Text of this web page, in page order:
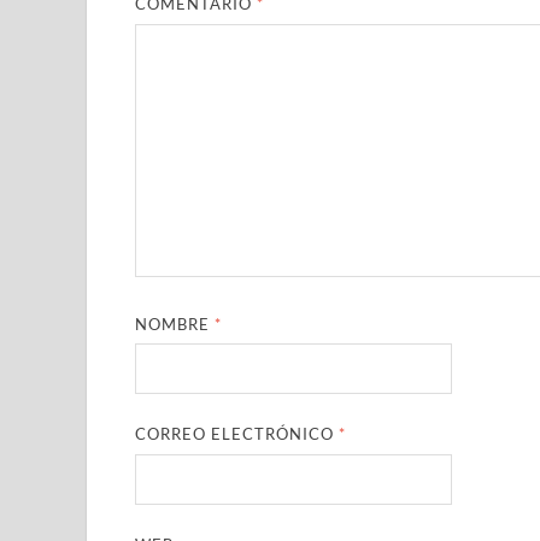
NOMBRE *
CORREO ELECTRÓNICO *